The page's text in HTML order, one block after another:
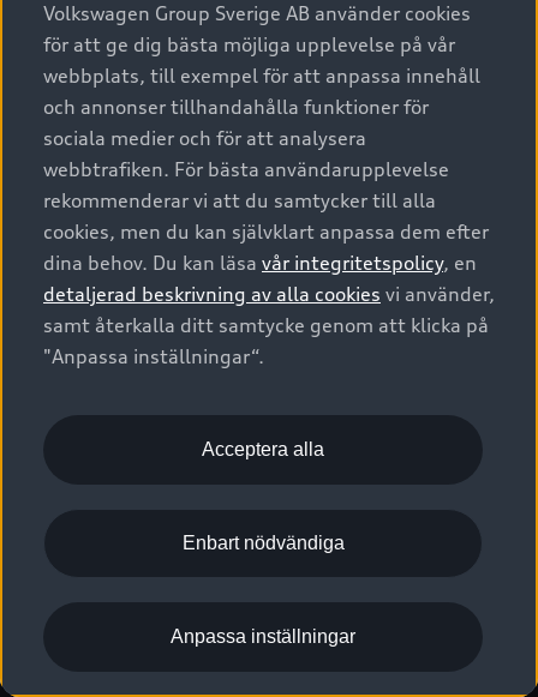
A6 modellerna
SUV
Avant
Audi Sport
Privatleasing
Nya bilar i lager
Begagnade bilar i lager
Audi approved :plus - så gott som nya
Finansiering
Audi exclusive
Provkörning
Service & tillbehör
Audi digital services
Originaltillbehör - köp online
Garantier
Försäkring
Digitala manualer för din Audi
Audi Collection – livsstilsartiklar
Vanliga frågor
2G/3G nätet stängs ned - Hur påverkas min bil av detta?
Tjänstebil
Tjänstebil
Business lease online
Företagsleasing
Om Audi Sverige
Kontakta oss
Audi Återförsäljare/-serviceverkstad
myAudi
Pressmeddelanden
Nyhetsbrev
Vårt hållbarhetsarbete
Lediga tjänster huvudkontor
Lediga tjänster hos Audi Återförsäljare
Kommentar till mediauppgifter om dataläcka
© 2026 AUDI SVERIGE. All Rights Reserved.
Utgivare Juridiskt
Juridiskt Audi AG
Juridiskt Audi Digital Giveaway
Anpassa inställningar för cookies
Visselblåsarkanaler
Volkswagen Group Sverige AB använder cookies
för att ge dig bästa möjliga upplevelse på vår
webbplats, till exempel för att anpassa innehåll
och annonser tillhandahålla funktioner för
sociala medier och för att analysera
webbtrafiken. För bästa användarupplevelse
rekommenderar vi att du samtycker till alla
cookies, men du kan självklart anpassa dem efter
dina behov. Du kan läsa vår integritetspolicy, en
detaljerad beskrivning av alla cookies vi använder,
samt återkalla ditt samtycke genom att klicka på
"Anpassa inställningar“.
Acceptera alla
Enbart nödvändiga
Anpassa inställningar